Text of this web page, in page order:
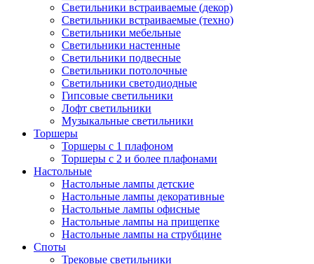
Светильники встраиваемые (декор)
Светильники встраиваемые (техно)
Светильники мебельные
Светильники настенные
Светильники подвесные
Светильники потолочные
Светильники светодиодные
Гипсовые светильники
Лофт светильники
Музыкальные светильники
Торшеры
Торшеры с 1 плафоном
Торшеры с 2 и более плафонами
Настольные
Настольные лампы детские
Настольные лампы декоративные
Настольные лампы офисные
Настольные лампы на прищепке
Настольные лампы на струбцине
Споты
Трековые светильники